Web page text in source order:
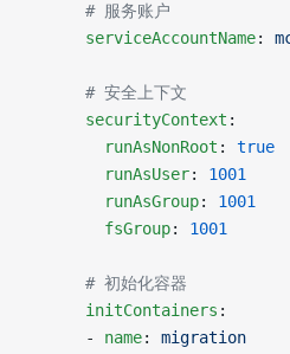
      # 服务账户
      serviceAccountName
:
      # 安全上下文
      securityContext
:
        runAsNonRoot
: true
        runAsUser
: 1001
        runAsGroup
: 1001
        fsGroup
: 1001
      # 初始化容器
      initContainers
:
      -
name: migration